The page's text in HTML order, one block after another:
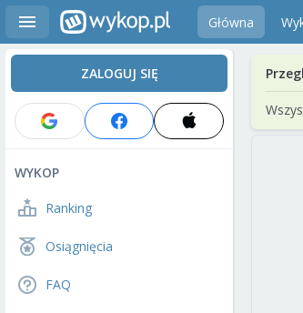
Główna
ZALOGUJ SIĘ
WYKOP
Ranking
Osiągnięcia
FAQ